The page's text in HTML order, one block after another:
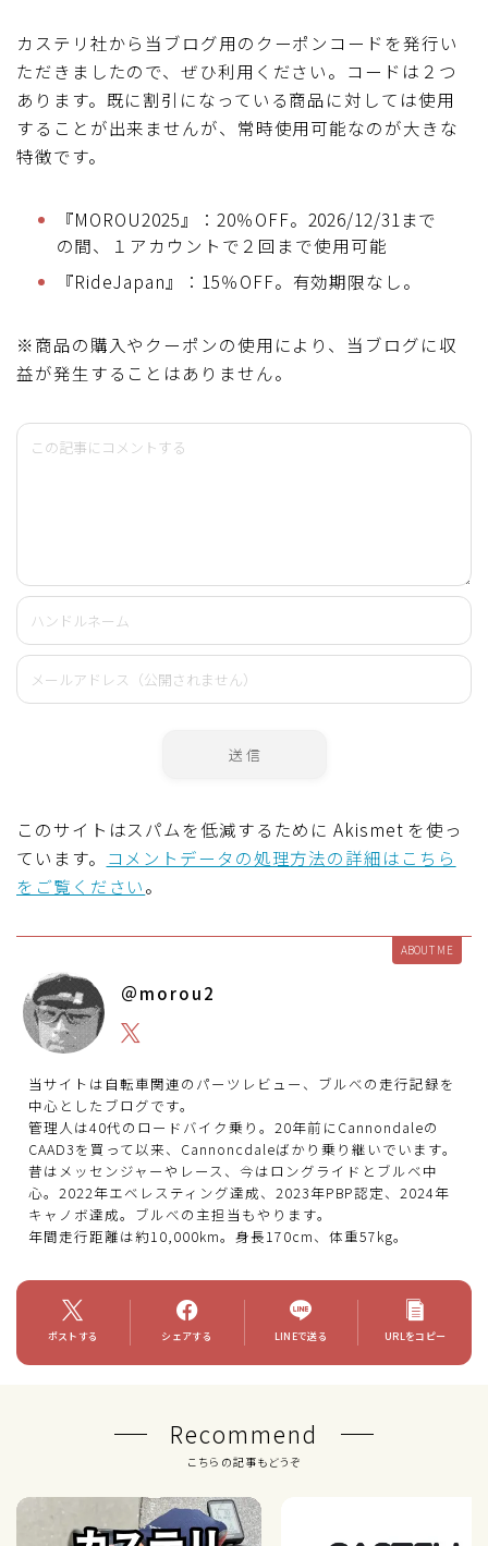
カステリ社から当ブログ用のクーポンコードを発行い
ただきましたので、ぜひ利用ください。コードは２つ
あります。既に割引になっている商品に対しては使用
することが出来ませんが、常時使用可能なのが大きな
特徴です。
『MOROU2025』：20％OFF。2026/12/31まで
の間、１アカウントで２回まで使用可能
『RideJapan』：15％OFF。有効期限なし。
※商品の購入やクーポンの使用により、当ブログに収
益が発生することはありません。
このサイトはスパムを低減するために Akismet を使っ
ています。 コメントデータの処理方法の詳細はこちら
をご覧ください。
ABOUT ME
＠morou2
当サイトは自転車関連のパーツレビュー、ブルべの走行記録を
中心としたブログです。
管理人は40代のロードバイク乗り。20年前にCannondaleの
CAAD3を買って以来、Cannoncdaleばかり乗り継いでいます。
昔はメッセンジャーやレース、今はロングライドとブルベ中
心。2022年エベレスティング達成、2023年PBP認定、2024年
キャノボ達成。ブルべの主担当もやります。
年間走行距離は約10,000km。身長170cm、体重57kg。
ポストする シェアする LINEで送る URLをコピー
Recommend
こちらの記事もどうぞ